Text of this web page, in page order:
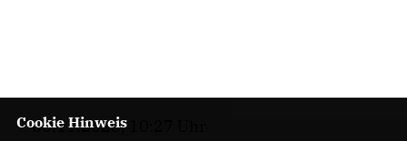
05.11.2025, 10:27 Uhr
Cookie Hinweis